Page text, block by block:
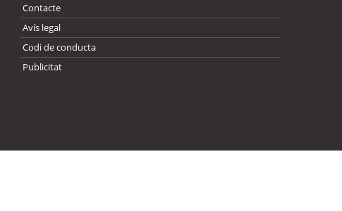
Contacte
Avís legal
Codi de conducta
Publicitat